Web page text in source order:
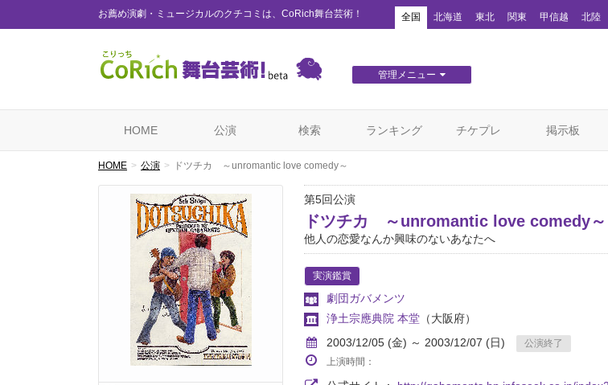
お薦め演劇・ミュージカルのクチコミは、CoRich舞台芸術！ 全国 北海道 東北 関東 甲信越 北陸
管理メニュー
HOME 公演 検索 ランキング チケプレ 掲示板
HOME 公演 ドツチカ ～unromantic love comedy～
第5回公演
ドツチカ ～unromantic love comedy～
他人の恋愛なんか興味のないあなたへ
実演鑑賞
劇団ガバメンツ
浄土宗應典院 本堂 （大阪府）
2003/12/05 (金) ～ 2003/12/07 (日)
公演終了
上演時間：